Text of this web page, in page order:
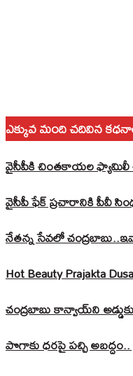
ఎక్కువ మంది చదివిన
వైసీపీకి చింతకాయల ఫ్యామిలీ
వైసీపీ ఫేక్ ప్రచారానికి పీవీ
నేతన్న సేవలో
Hot Beauty Prajakta
చంద్రబాబు కాన్వాయ్‌ని
పొగాకు ధరపై పచ్చి